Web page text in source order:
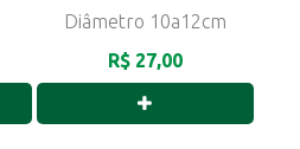
Diâmetro 10a12cm
R$ 27,00